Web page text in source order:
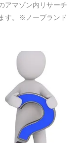
アマゾン内リサーチ
す。※ノーブランド